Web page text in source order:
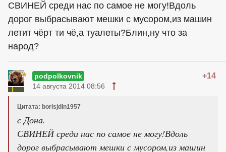
СВИНЕЙ среди нас по самое не могу!Вдоль
дорог выбрасывают мешки с мусором,из машин
летит чёрт ти чё,а туалеты?Блин,ну что за
народ?
podpolkovnik +14
14 августа 2014 08:56
Цитата: borisjdin1957
с Дона.
СВИНЕЙ среди нас по самое не могу!Вдоль
дорог выбрасывают мешки с мусором,из машин